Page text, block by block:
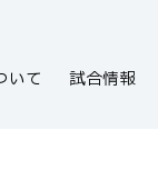
いて 試合情報